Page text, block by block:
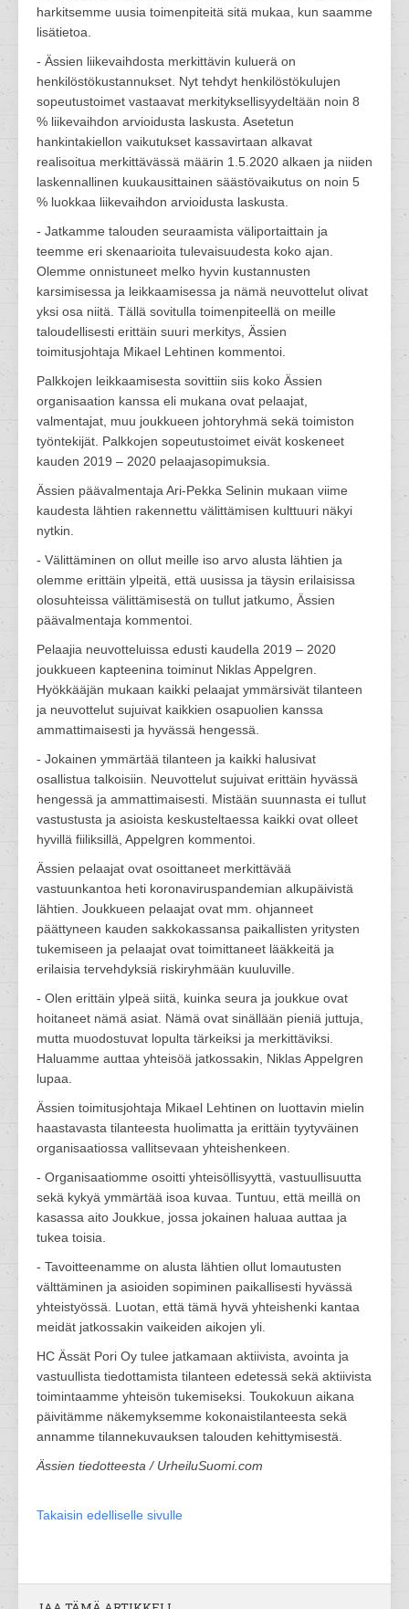
harkitsemme uusia toimenpiteitä sitä mukaa, kun saamme
lisätietoa.
- Ässien liikevaihdosta merkittävin kuluerä on
henkilöstökustannukset. Nyt tehdyt henkilöstökulujen
sopeutustoimet vastaavat merkityksellisyydeltään noin 8
% liikevaihdon arvioidusta laskusta. Asetetun
hankintakiellon vaikutukset kassavirtaan alkavat
realisoitua merkittävässä määrin 1.5.2020 alkaen ja niiden
laskennallinen kuukausittainen säästövaikutus on noin 5
% luokkaa liikevaihdon arvioidusta laskusta.
- Jatkamme talouden seuraamista väliportaittain ja
teemme eri skenaarioita tulevaisuudesta koko ajan.
Olemme onnistuneet melko hyvin kustannusten
karsimisessa ja leikkaamisessa ja nämä neuvottelut olivat
yksi osa niitä. Tällä sovitulla toimenpiteellä on meille
taloudellisesti erittäin suuri merkitys, Ässien
toimitusjohtaja Mikael Lehtinen kommentoi.
Palkkojen leikkaamisesta sovittiin siis koko Ässien
organisaation kanssa eli mukana ovat pelaajat,
valmentajat, muu joukkueen johtoryhmä sekä toimiston
työntekijät. Palkkojen sopeutustoimet eivät koskeneet
kauden 2019 – 2020 pelaajasopimuksia.
Ässien päävalmentaja Ari-Pekka Selinin mukaan viime
kaudesta lähtien rakennettu välittämisen kulttuuri näkyi
nytkin.
- Välittäminen on ollut meille iso arvo alusta lähtien ja
olemme erittäin ylpeitä, että uusissa ja täysin erilaisissa
olosuhteissa välittämisestä on tullut jatkumo, Ässien
päävalmentaja kommentoi.
Pelaajia neuvotteluissa edusti kaudella 2019 – 2020
joukkueen kapteenina toiminut Niklas Appelgren.
Hyökkääjän mukaan kaikki pelaajat ymmärsivät tilanteen
ja neuvottelut sujuivat kaikkien osapuolien kanssa
ammattimaisesti ja hyvässä hengessä.
- Jokainen ymmärtää tilanteen ja kaikki halusivat
osallistua talkoisiin. Neuvottelut sujuivat erittäin hyvässä
hengessä ja ammattimaisesti. Mistään suunnasta ei tullut
vastustusta ja asioista keskusteltaessa kaikki ovat olleet
hyvillä fiiliksillä, Appelgren kommentoi.
Ässien pelaajat ovat osoittaneet merkittävää
vastuunkantoa heti koronaviruspandemian alkupäivistä
lähtien. Joukkueen pelaajat ovat mm. ohjanneet
päättyneen kauden sakkokassansa paikallisten yritysten
tukemiseen ja pelaajat ovat toimittaneet lääkkeitä ja
erilaisia tervehdyksiä riskiryhmään kuuluville.
- Olen erittäin ylpeä siitä, kuinka seura ja joukkue ovat
hoitaneet nämä asiat. Nämä ovat sinällään pieniä juttuja,
mutta muodostuvat lopulta tärkeiksi ja merkittäviksi.
Haluamme auttaa yhteisöä jatkossakin, Niklas Appelgren
lupaa.
Ässien toimitusjohtaja Mikael Lehtinen on luottavin mielin
haastavasta tilanteesta huolimatta ja erittäin tyytyväinen
organisaatiossa vallitsevaan yhteishenkeen.
- Organisaatiomme osoitti yhteisöllisyyttä, vastuullisuutta
sekä kykyä ymmärtää isoa kuvaa. Tuntuu, että meillä on
kasassa aito Joukkue, jossa jokainen haluaa auttaa ja
tukea toisia.
- Tavoitteenamme on alusta lähtien ollut lomautusten
välttäminen ja asioiden sopiminen paikallisesti hyvässä
yhteistyössä. Luotan, että tämä hyvä yhteishenki kantaa
meidät jatkossakin vaikeiden aikojen yli.
HC Ässät Pori Oy tulee jatkamaan aktiivista, avointa ja
vastuullista tiedottamista tilanteen edetessä sekä aktiivista
toimintaamme yhteisön tukemiseksi. Toukokuun aikana
päivitämme näkemyksemme kokonaistilanteesta sekä
annamme tilannekuvauksen talouden kehittymisestä.
Ässien tiedotteesta / UrheiluSuomi.com
Takaisin edelliselle sivulle